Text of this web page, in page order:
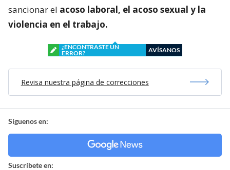
sancionar el acoso laboral, el acoso sexual y la
violencia en el trabajo.
¿ENCONTRASTE UN
ERROR?
AVÍSANOS
Revisa nuestra página de correcciones
Síguenos en:
Suscríbete en: